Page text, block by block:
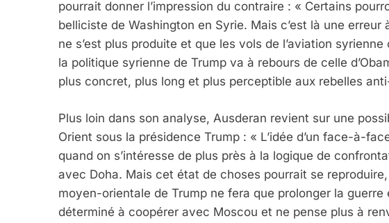
pourrait donner l’impression du contraire : « Certains
belliciste de Washington en Syrie. Mais c’est là une
ne s’est plus produite et que les vols de l’aviation
la politique syrienne de Trump va à rebours de celle
plus concret, plus long et plus perceptible aux rebelles
Plus loin dans son analyse, Ausderan revient sur une
Orient sous la présidence Trump : « L’idée d’un face-à-
quand on s’intéresse de plus près à la logique de
avec Doha. Mais cet état de choses pourrait se
moyen-orientale de Trump ne fera que prolonger la
déterminé à coopérer avec Moscou et ne pense plus à
3
Tout Sur La Nostalgie
SOUVENIRS